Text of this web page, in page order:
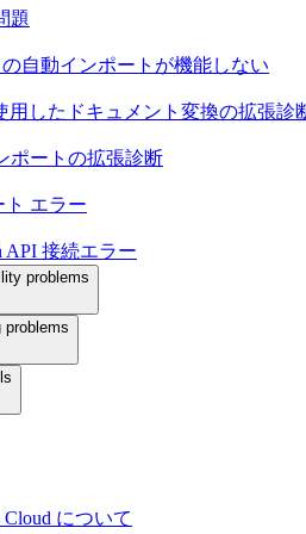
題
の自動インポートが機能しない
用したドキュメント変換の拡張診
ポートの拡張診断
エラー
API 接続エラー
problems
problems
について